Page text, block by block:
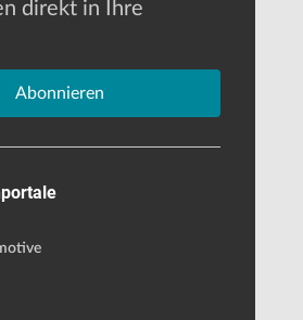
direkt in Ihre
Abonnieren